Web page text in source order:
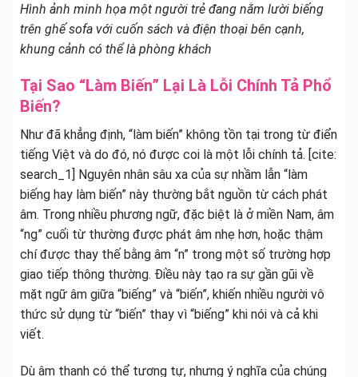
Hình ảnh minh họa một người trẻ đang nằm lười biếng
trên ghế sofa với cuốn sách và điện thoại bên cạnh,
khung cảnh có thể là phòng khách
Tại Sao “Làm Biến” Lại Là Lỗi Chính Tả Phổ
Biến?
Như đã khẳng định, “làm biến” không tồn tại trong từ điển
tiếng Việt và do đó, nó được coi là một lỗi chính tả. [cite:
search_1] Nguyên nhân sâu xa của sự nhầm lẫn “làm
biếng hay làm biến” này thường bắt nguồn từ cách phát
âm. Trong nhiều phương ngữ, đặc biệt là ở miền Nam, âm
“ng” cuối từ thường được phát âm nhẹ hơn, hoặc thậm
chí được thay thế bằng âm “n” trong một số trường hợp
giao tiếp thông thường. Điều này tạo ra sự gần gũi về
mặt ngữ âm giữa “biếng” và “biến”, khiến nhiều người vô
thức sử dụng từ “biến” thay vì “biếng” khi nói và cả khi
viết.
Dù âm thanh có thể tương tự, nhưng ý nghĩa của chúng